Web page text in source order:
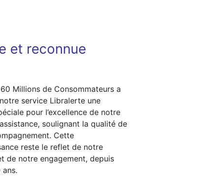
et reconnue
Millions de Consommateurs a
service Libralerte une
pour l’excellence de notre
soulignant la qualité de
Cette
reste le reflet de notre
de notre engagement, depuis